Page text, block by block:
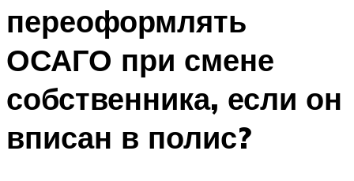
переоформлять
ОСАГО при смене
собственника, если он
вписан в полис?